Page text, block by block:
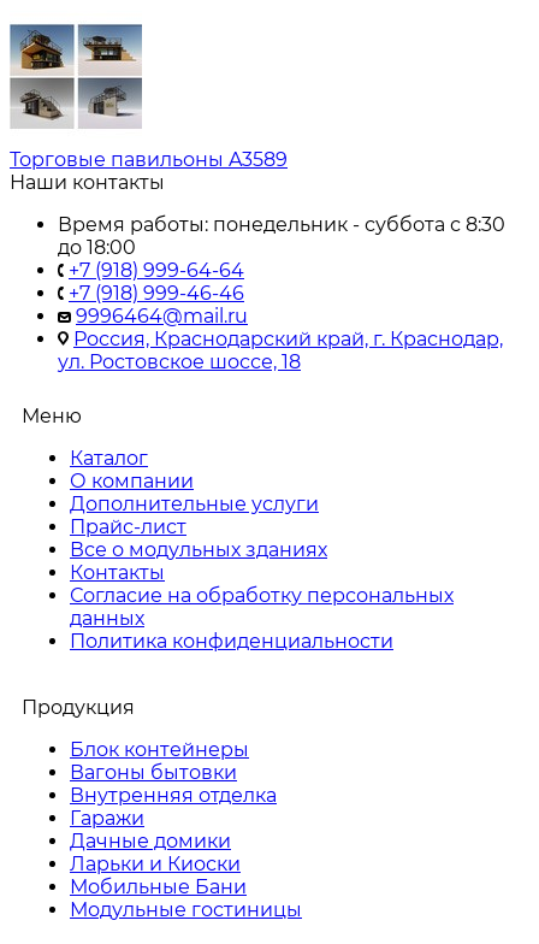
Торговые павильоны A3589
Наши контакты
Время работы: понедельник - суббота с 8:30
до 18:00
+7 (918) 999-64-64
+7 (918) 999-46-46
9996464@mail.ru
Россия, Краснодарский край, г. Краснодар,
ул. Ростовское шоссе, 18
Меню
Каталог
О компании
Дополнительные услуги
Прайс-лист
Все о модульных зданиях
Контакты
Согласие на обработку персональных
данных
Политика конфиденциальности
Продукция
Блок контейнеры
Вагоны бытовки
Внутренняя отделка
Гаражи
Дачные домики
Ларьки и Киоски
Мобильные Бани
Модульные гостиницы